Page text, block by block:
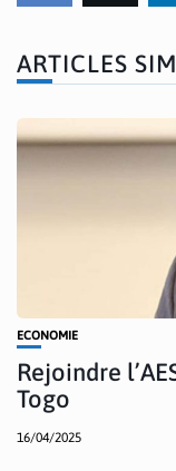
ARTICLES
ECONOMIE
Rejoindre
Togo
16/04/2025